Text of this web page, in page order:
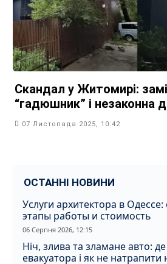
Скандал у Житомирі:
“гадюшник” і незаконна
07 Листопада 2025, 10:42
ОСТАННІ НОВИНИ
Услуги архитектора в Одессе:
этапы работы и стоимость
06 Серпня 2026, 12:15
Ніч, злива та зламане авто:
евакуатора і як не натрапити